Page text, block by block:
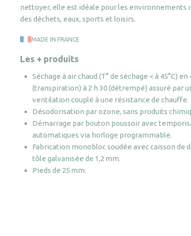
nettoyer, elle est idéale pour les environnements
des déchets, eaux, sports et loisirs.
MADE IN FRANCE
Les + produits
Séchage à air chaud (T° de séchage < à 45°C)
(transpiration) à 2 h 30 (détrempé) assuré par
ventilation couplé à une résistance de chauffe.
Désodorisation par ozone, sans produits
Démarrage par bouton poussoir avec
automatiques via horloge programmable.
Fabrication monobloc soudée avec caisson de
tôle galvanisée de 1,2 mm.
Pieds de 25 mm.